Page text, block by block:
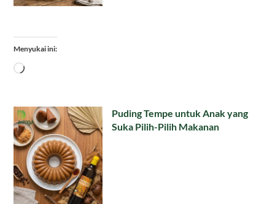
Menyukai ini:
Memuat...
Puding Tempe untuk Anak yang
Suka Pilih-Pilih Makanan